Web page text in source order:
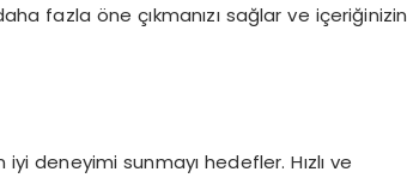
fazla öne çıkmanızı sağlar ve içeriğinizin
deneyimi sunmayı hedefler. Hızlı ve